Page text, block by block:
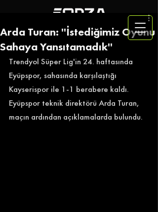
Arda Turan: ''İstediğimiz Oyunu
Sahaya Yansıtamadık''
Trendyol Süper Lig'in 24. haftasında
Eyüpspor, sahasında karşılaştığı
Kayserispor ile 1-1 berabere kaldı.
Eyüpspor teknik direktörü Arda Turan,
maçın ardından açıklamalarda bulundu.